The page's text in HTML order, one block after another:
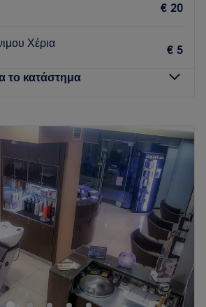
€ 20
Χέρια
€ 5
το κατάστημα
10:00–18:00
10:00– 15:00
10:00 –18:00
10:00 – 18:00
11:00–15:00
Κλειστό
Boutique στην παραλιακή οδό των
ένας πολυχώρος ομορφιάς που
προσφέροντας μόνο υπηρεσίες
ικανοποιεί κι άλλες ανάγκες στον